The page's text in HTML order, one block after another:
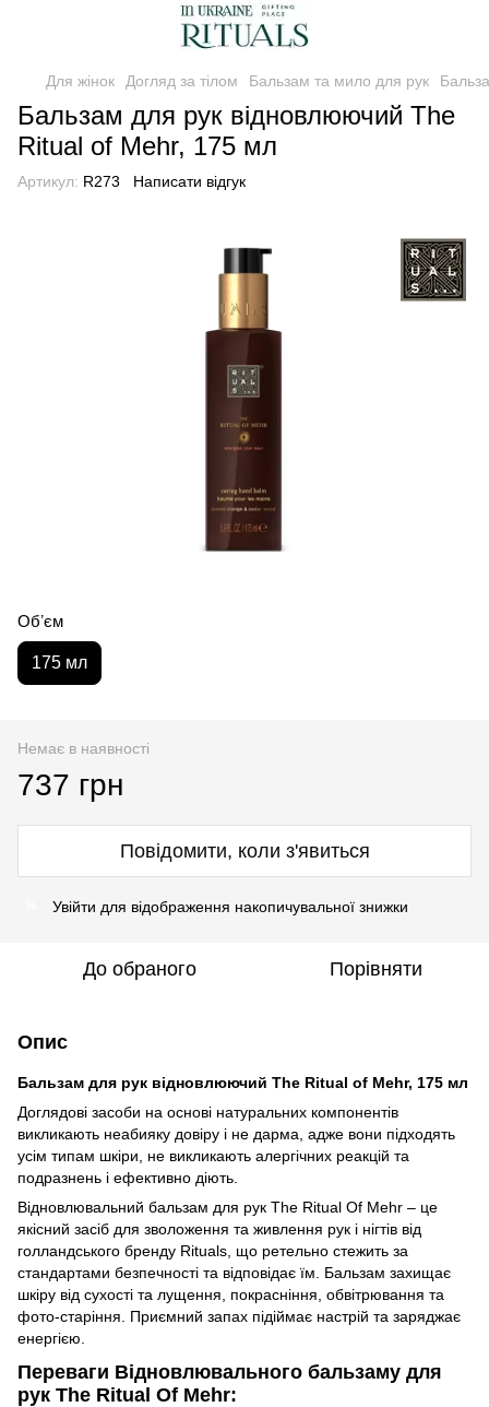
Для жінок Догляд за тілом Бальзам та мило для рук
Бальзам для рук відновлюючий The
Ritual of Mehr, 175 мл
Артикул: R273 Написати відгук
Обʼєм
175 мл
Немає в наявності
737 грн
Повідомити, коли з'явиться
Увійти для відображення накопичувальної знижки
До обраного Порівняти
Опис
Бальзам для рук відновлюючий The Ritual of Mehr, 175 мл
Доглядові засоби на основі натуральних компонентів
викликають неабияку довіру і не дарма, адже вони підходять
усім типам шкіри, не викликають алергічних реакцій та
подразнень і ефективно діють.
Відновлювальний бальзам для рук The Ritual Of Mehr – це
якісний засіб для зволоження та живлення рук і нігтів від
голландського бренду Rituals, що ретельно стежить за
стандартами безпечності та відповідає їм. Бальзам захищає
шкіру від сухості та лущення, покрасніння, обвітрювання та
фото-старіння. Приємний запах підіймає настрій та заряджає
енергією.
Переваги Відновлювального бальзаму для
рук The Ritual Of Mehr: